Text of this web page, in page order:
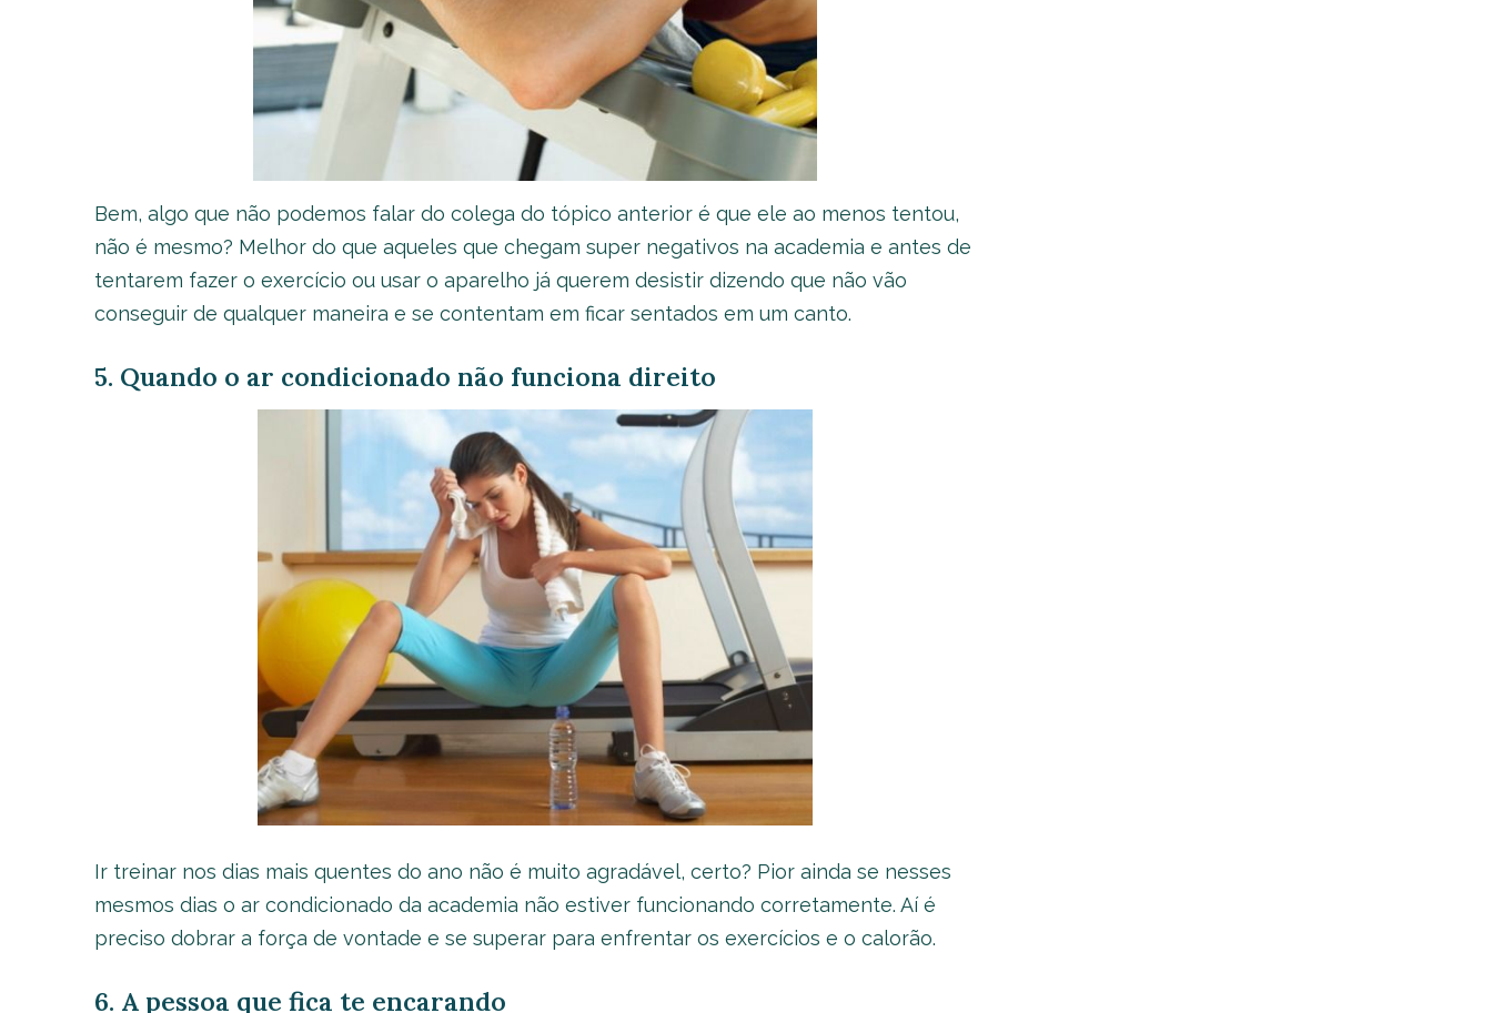
Bem, algo que não podemos falar do colega do tópico anterior é que ele ao menos tentou,
não é mesmo? Melhor do que aqueles que chegam super negativos na academia e antes de
tentarem fazer o exercício ou usar o aparelho já querem desistir dizendo que não vão
conseguir de qualquer maneira e se contentam em ficar sentados em um canto.
5. Quando o ar condicionado não funciona direito
Ir treinar nos dias mais quentes do ano não é muito agradável, certo? Pior ainda se nesses
mesmos dias o ar condicionado da academia não estiver funcionando corretamente. Aí é
preciso dobrar a força de vontade e se superar para enfrentar os exercícios e o calorão.
6. A pessoa que fica te encarando